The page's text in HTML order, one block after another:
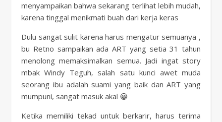
menyampaikan bahwa sekarang terlihat lebih mudah,
karena tinggal menikmati buah dari kerja keras
Dulu sangat sulit karena harus mengatur semuanya ,
bu Retno sampaikan ada ART yang setia 31 tahun
menolong memaksimalkan semua. Jadi ingat story
mbak Windy Teguh, salah satu kunci awet muda
seorang ibu adalah suami yang baik dan ART yang
mumpuni, sangat masuk akal 😀
Ketika memiliki tekad untuk berkarir, harus terima